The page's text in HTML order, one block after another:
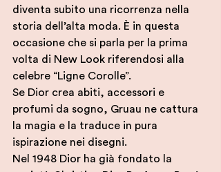
diventa subito una ricorrenza nella
storia dell’alta moda. È in questa
occasione che si parla per la prima
volta di New Look riferendosi alla
celebre “Ligne Corolle”.
Se Dior crea abiti, accessori e
profumi da sogno, Gruau ne cattura
la magia e la traduce in pura
ispirazione nei disegni.
Nel 1948 Dior ha già fondato la